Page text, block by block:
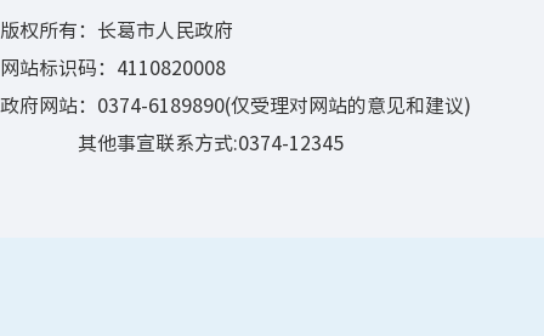
版权所有：长葛市人民政府
网站标识码：4110820008
政府网站：0374-6189890(仅受理对网站的意见和建议)
其他事宣联系方式:0374-12345